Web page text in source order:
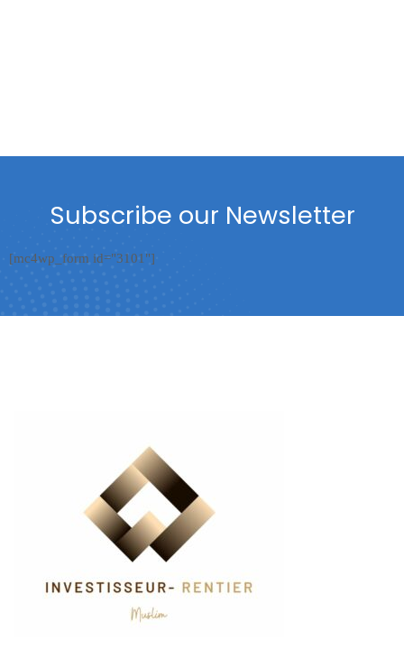
Subscribe our Newsletter
[mc4wp_form id="3101"]